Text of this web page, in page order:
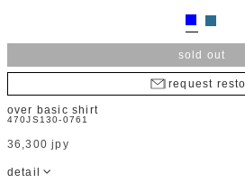
sold out
request
over basic shirt
470JS130-0761
36,300 jpy
detail